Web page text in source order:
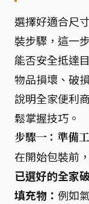
選擇好適合尺
裝步驟，這一
能否安全抵達
物品損壞、破
說明全家便利
鬆掌握技巧。
步驟一：準備
在開始包裝前
已選好的全家
填充物： 例如